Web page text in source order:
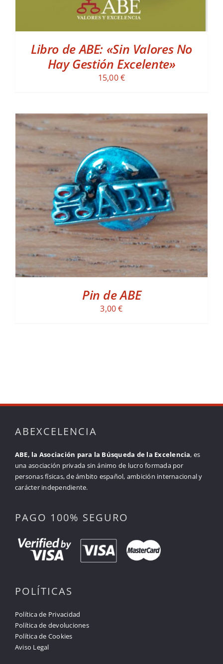
Libro de ABE: «Sin Valores No
Hay Gestión Excelente»
15,00€
ADD TO CART / DETALLES
Pin de ABE
3,00€
ABEXCELENCIA
ABE, la Asociación para la Búsqueda de la Excelencia, es
una asociación privada sin ánimo de lucro formada por
personas físicas, de ámbito español, ambición internacional y
carácter independiente.
PAGO 100% SEGURO
POLÍTICAS
Política de Privacidad
Política de devoluciones
Política de Cookies
Aviso Legal